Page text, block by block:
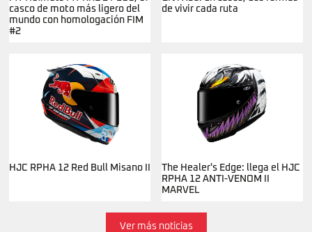
casco de moto más ligero del
mundo con homologación FIM
#2
de vivir cada ruta
HJC RPHA 12 Red Bull Misano II
The Healer's Edge: llega el HJC
RPHA 12 ANTI-VENOM II
MARVEL
Ver más noticias